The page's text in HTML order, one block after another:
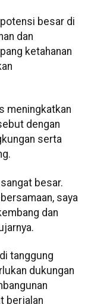
besar di
dan
ketahanan
meningkatkan
dengan
serta
besar.
saya
dan
tanggung
dukungan
berjalan